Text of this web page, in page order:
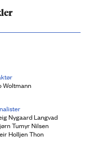
Woltmann
Nygaard Langvad
Tumyr Nilsen
Holljen Thon